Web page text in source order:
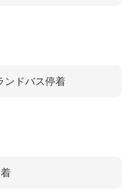
ンドバス停着